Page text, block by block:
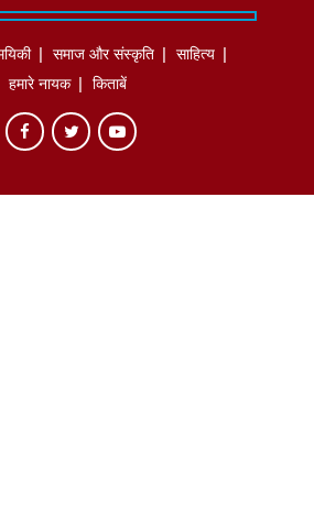
समाज और संस्कृति
साहित्‍य
हमारे नायक
किताबें